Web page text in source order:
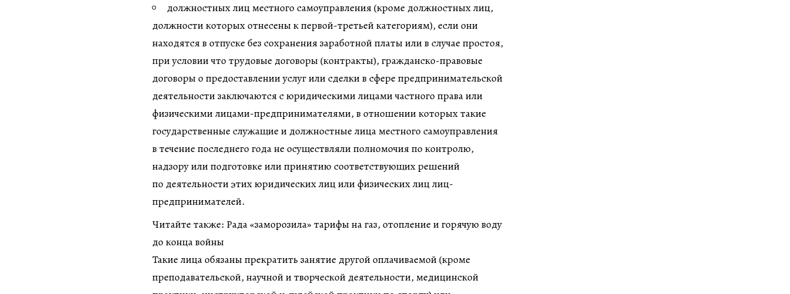
должностных лиц местного самоуправления (кроме должностных лиц,
должности которых отнесены к первой-третьей категориям), если они
находятся в отпуске без сохранения заработной платы или в случае простоя,
при условии что трудовые договоры (контракты), гражданско-правовые
договоры о предоставлении услуг или сделки в сфере предпринимательской
деятельности заключаются с юридическими лицами частного права или
физическими лицами-предпринимателями, в отношении которых такие
государственные служащие и должностные лица местного самоуправления
в течение последнего года не осуществляли полномочия по контролю,
надзору или подготовке или принятию соответствующих решений
по деятельности этих юридических лиц или физических лиц лиц-
предпринимателей.
Читайте также: Рада «заморозила» тарифы на газ, отопление и горячую воду
до конца войны
Такие лица обязаны прекратить занятие другой оплачиваемой (кроме
преподавательской, научной и творческой деятельности, медицинской